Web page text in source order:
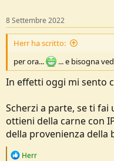
8 Settembre 2022
Herr ha scritto:
per ora...
... e bisogna
In effetti oggi mi sento
Scherzi a parte, se ti fai
ottieni della carne con
della provenienza della
R
Herr